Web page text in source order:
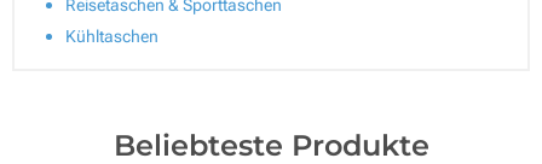
Reisetaschen & Sporttaschen
Kühltaschen
Beliebteste Produkte